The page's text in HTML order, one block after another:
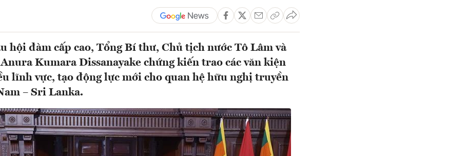
hội đàm cấp cao, Tổng Bí thư, Chủ tịch nước Tô Lâm và
Kumara Dissanayake chứng kiến trao các văn kiện
lĩnh vực, tạo động lực mới cho quan hệ hữu nghị truyền
– Sri Lanka.